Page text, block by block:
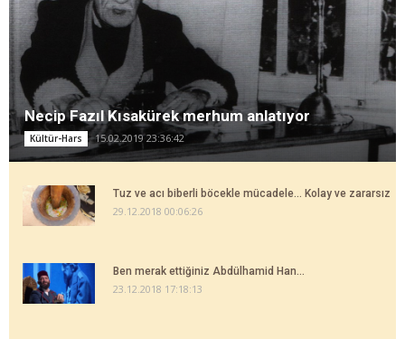
Necip Fazıl Kısakürek merhum anlatıyor
Kültür-Hars 15.02.2019 23:36:42
Tuz ve acı biberli böcekle mücadele... Kolay ve zararsız
29.12.2018 00:06:26
Ben merak ettiğiniz Abdülhamid Han...
23.12.2018 17:18:13